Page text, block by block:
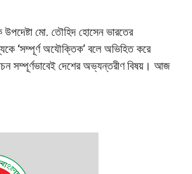
উপদেষ্টা মো. তৌহিদ হোসেন ভারতের
‘সম্পূর্ণ অযৌক্তিক’ বলে অভিহিত করে
সম্পূর্ণভাবেই দেশের অভ্যন্তরীণ বিষয়। আজ